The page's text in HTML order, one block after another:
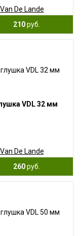
Van De Lande
210руб.
VDL 32 мм
Van De Lande
260руб.